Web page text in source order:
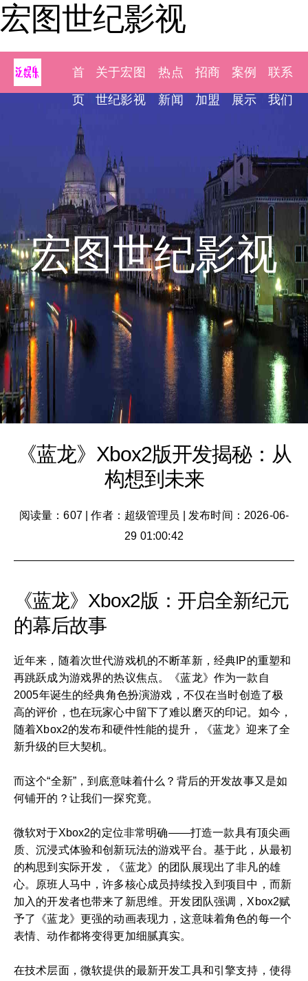
宏图世纪影视
首
页
关于宏图
世纪影视
热点
新闻
招商
加盟
案例
展示
联系
我们
宏图世纪影视
《蓝龙》Xbox2版开发揭秘：从
构想到未来
阅读量：607|作者：超级管理员
发布时间：2026-06-
29 01:00:42
《蓝龙》Xbox2版：开启全新纪元
的幕后故事
近年来，随着次世代游戏机的不断革新，经典IP的重塑和
再跳跃成为游戏界的热议焦点。《蓝龙》作为一款自
2005年诞生的经典角色扮演游戏，不仅在当时创造了极
高的评价，也在玩家心中留下了难以磨灭的印记。如今，
随着Xbox2的发布和硬件性能的提升，《蓝龙》迎来了全
新升级的巨大契机。
而这个“全新”，到底意味着什么？背后的开发故事又是如
何铺开的？让我们一探究竟。
微软对于Xbox2的定位非常明确——打造一款具有顶尖画
质、沉浸式体验和创新玩法的游戏平台。基于此，从最初
的构思到实际开发，《蓝龙》的团队展现出了非凡的雄
心。原班人马中，许多核心成员持续投入到项目中，而新
加入的开发者也带来了新思维。开发团队强调，Xbox2赋
予了《蓝龙》更强的动画表现力，这意味着角色的每一个
表情、动作都将变得更加细腻真实。
在技术层面，微软提供的最新开发工具和引擎支持，使得